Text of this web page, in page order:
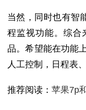
当然，同时也有智
程监视功能。综合
品。希望能在功能
人工控制，日程表
推荐阅读： 苹果7p